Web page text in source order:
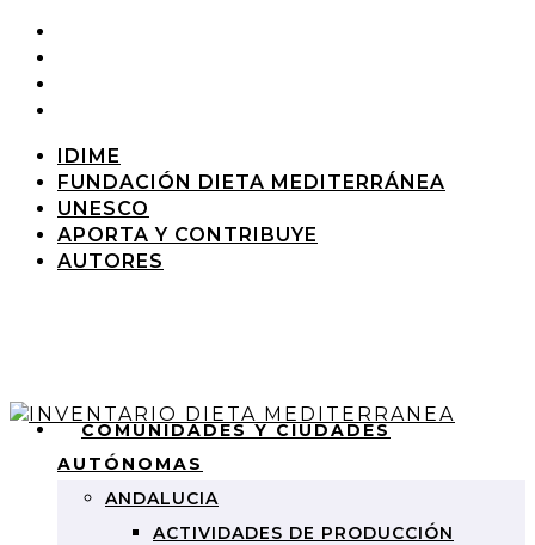
IDIME
FUNDACIÓN DIETA MEDITERRÁNEA
UNESCO
APORTA Y CONTRIBUYE
AUTORES
COMUNIDADES Y CIUDADES
AUTÓNOMAS
ANDALUCIA
ACTIVIDADES DE PRODUCCIÓN